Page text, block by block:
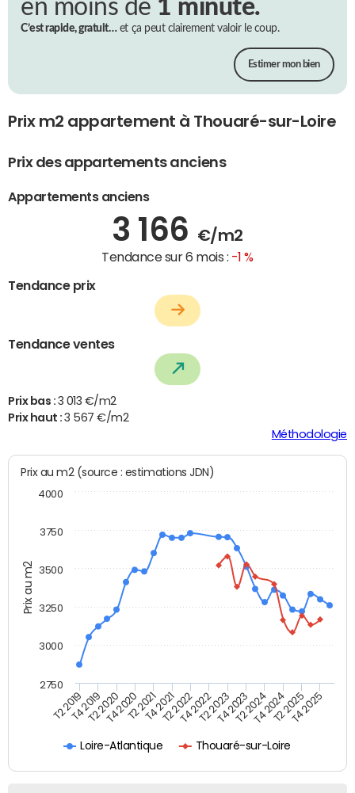
en moins de 1 minute.
C’est rapide, gratuit…et ça peut clairement valoir le coup.
Estimer mon bien
Prix m2 appartement à Thouaré-sur-Loire
Prix des appartements anciens
Appartements anciens
3 166 €/m2
Tendance sur 6 mois : -1 %
Tendance prix
Tendance ventes
Prix bas : 3 013 €/m2
Prix haut :3 567 €/m2
Méthodologie
Prix au m2
Prix au m2 (source : estimations JDN)
Loire-Atlantique Thouaré-sur-Loire
T2 2019T4 2019T2 2020T4 2020T2 2021T4 2021T2 2022T4 2022T2 2023T4 2023T2 2024T4 2024T2 2025T4 2025
2750
3000
3250
3500
3750
4000